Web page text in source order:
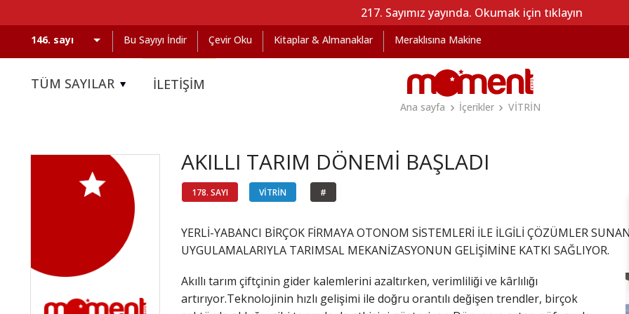
217. Sayımız yayında. Okumak için tıklayın
Bu Sayıyı İndir Çevir Oku Kitaplar & Almanaklar Meraklısına Makine
TÜM SAYILAR İLETİŞİM
Ana sayfa
İçerikler VİTRİN
AKILLI TARIM DÖNEMİ BAŞLADI
178. SAYI VİTRİN #
YERLİ-YABANCI BİRÇOK FİRMAYA OTONOM SİSTEMLERİ İLE İLGİLİ ÇÖZÜMLER
UYGULAMALARIYLA TARIMSAL MEKANİZASYONUN GELİŞİMİNE KATKI SAĞLIYOR.
Akıllı tarım çiftçinin gider kalemlerini azaltırken, verimliliği ve kârlılığı
artırıyor.Teknolojinin hızlı gelişimi ile doğru orantılı değişen trendler, birçok